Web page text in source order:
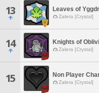
13 Leaves of
Zalera [Crystal]
14 Knights of
Zalera [Crystal]
15 Non Player
Zalera [Crystal]